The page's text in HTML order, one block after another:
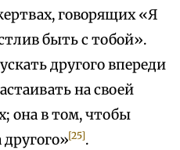
говорящих «Я
быть с тобой».
другого впереди
на своей
она в том, чтобы
[25].